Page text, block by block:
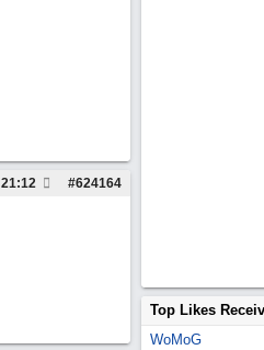
#624164
21:12
Top Likes
WoMoG